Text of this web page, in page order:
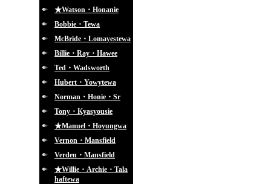
★Watson・Honanie
Bobbie・Tewa
McBride・Lomayestewa
Billie・Ray・Hawee
Ted・Wadsworth
Hubert・Yowytewa
Norman・Honie・Sr
Tony・Kyasyousie
★Manuel・Hoyungwa
Vernon・Mansfield
Verden・Mansfield
★Willie・Archie・Tala
haftewa